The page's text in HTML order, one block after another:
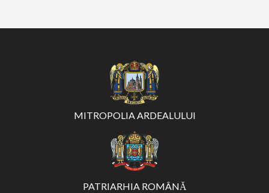
MITROPOLIA ARDEALULUI
PATRIARHIA ROMÂNĂ